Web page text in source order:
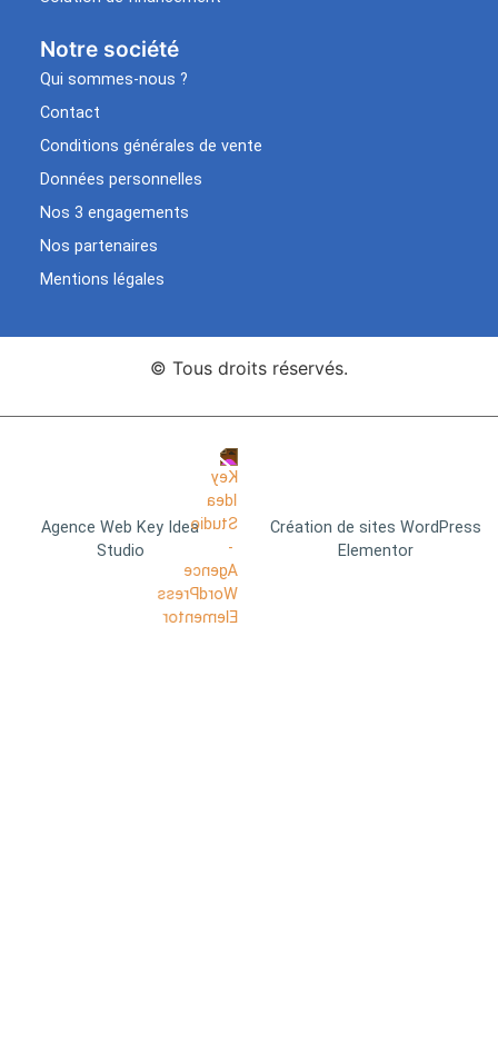
Notre société
Qui sommes-nous ?
Contact
Conditions générales de vente
Données personnelles
Nos 3 engagements
Nos partenaires
Mentions légales
© Tous droits réservés.
Agence Web Key Idea
Studio
Création de sites WordPress
Elementor